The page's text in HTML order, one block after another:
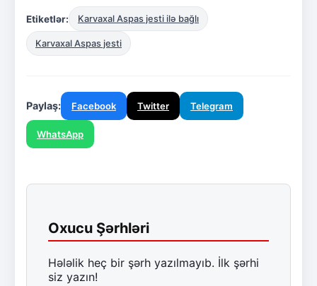
Etiketlər: Karvaxal Aspas jesti ilə bağlı
Karvaxal Aspas jesti
Paylaş: Facebook Twitter Telegram
WhatsApp
Oxucu Şərhləri
Hələlik heç bir şərh yazılmayıb. İlk şərhi
siz yazın!